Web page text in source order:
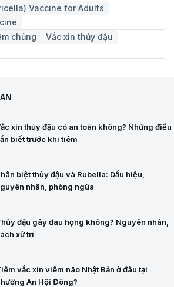
Vaccine for Adults
chủng
Vắc xin thủy đậu
xin thủy đậu có an toàn không? Những điều
biết trước khi tiêm
biệt thủy đậu và Rubella: Dấu hiệu,
nhân, phòng ngừa
đậu gây đau họng không? Nguyên nhân,
xử trí
vắc xin viêm não Nhật Bản ở đâu tại
An Hội Đông?